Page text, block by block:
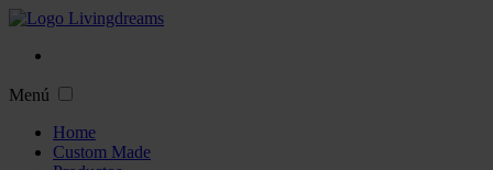
Menú
Home
Custom Made